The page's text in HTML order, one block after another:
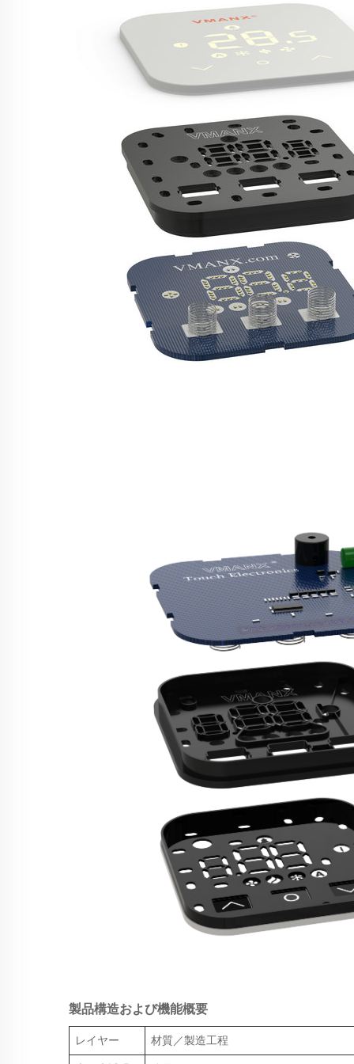
製品構造および機能概要
レイヤー
材質／製造工程